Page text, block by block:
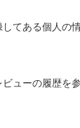
てある個人の
ューの履歴を